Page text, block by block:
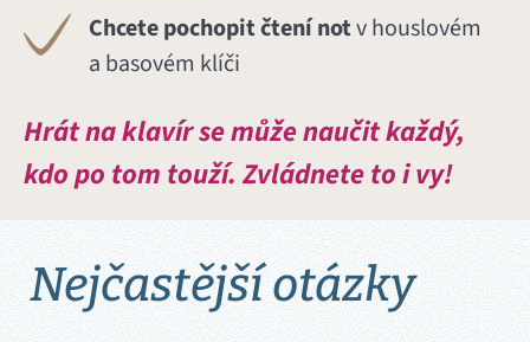
Chcete pochopit čtení notv houslovém
a basovém klíči
Hrát na klavír se může naučit každý,
kdo po tom touží. Zvládnete to i vy!
Nejčastější otázky